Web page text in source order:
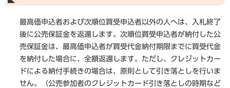
最高価申込者および次順位買受申込者以外の人へは、入札終了
後に公売保証金を返還します。次順位買受申込者が納付した公
売保証金は、最高価申込者が買受代金納付期限までに買受代金
を納付した場合に、全額返還します。ただし、クレジットカー
ドによる納付手続きの場合は、原則として引き落としを行いま
せん。（公売参加者のクレジットカード引き落としの時期など